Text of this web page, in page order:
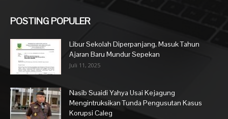
POSTING POPULER
Libur Sekolah Diperpanjang, Masuk Tahun
Ajaran Baru Mundur Sepekan
Juli 11, 2025
Nasib Suaidi Yahya Usai Kejagung
Mengintruksikan Tunda Pengusutan Kasus
Korupsi Caleg